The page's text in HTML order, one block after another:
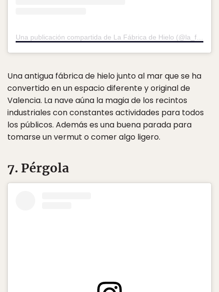
Una publicación compartida de La Fábrica de Hielo (@la_fabrica_de_hielo)
Una antigua fábrica de hielo junto al mar que se ha
convertido en un espacio diferente y original de
Valencia. La nave aúna la magia de los recintos
industriales con constantes actividades para todos
los públicos. Además es una buena parada para
tomarse un vermut o comer algo ligero.
7. Pérgola